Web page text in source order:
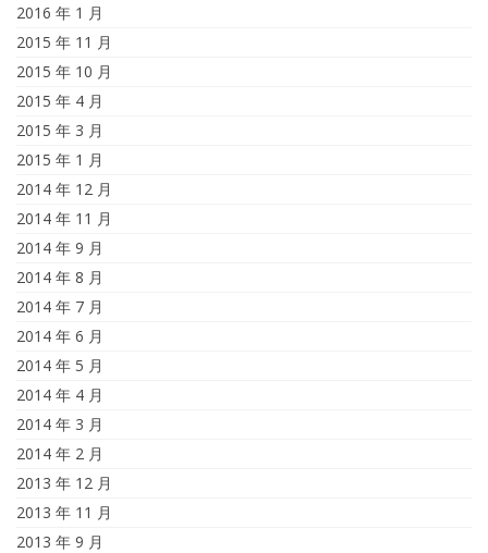
2016 年 1 月
2015 年 11 月
2015 年 10 月
2015 年 4 月
2015 年 3 月
2015 年 1 月
2014 年 12 月
2014 年 11 月
2014 年 9 月
2014 年 8 月
2014 年 7 月
2014 年 6 月
2014 年 5 月
2014 年 4 月
2014 年 3 月
2014 年 2 月
2013 年 12 月
2013 年 11 月
2013 年 9 月